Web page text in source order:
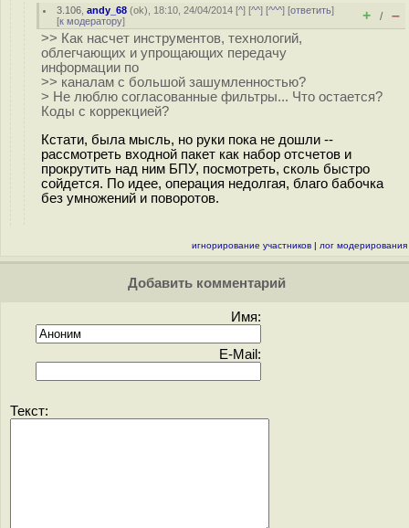
3.106 ,andy_68 (ok), 18:10, 24/04/2014 [^] [^^] [^^^] [ответить]
[к модератору] + / –
>> Как насчет инструментов, технологий,
облегчающих и упрощающих передачу
информации по
>> каналам с большой зашумленностью?
> Не люблю согласованные фильтры... Что остается?
Коды с коррекцией?
Кстати, была мысль, но руки пока не дошли --
рассмотреть входной пакет как набор отсчетов и
прокрутить над ним БПУ, посмотреть, сколь быстро
сойдется. По идее, операция недолгая, благо бабочка
без умножений и поворотов.
игнорирование участников | лог модерирования
Добавить комментарий
Имя:
E-Mail:
Текст: